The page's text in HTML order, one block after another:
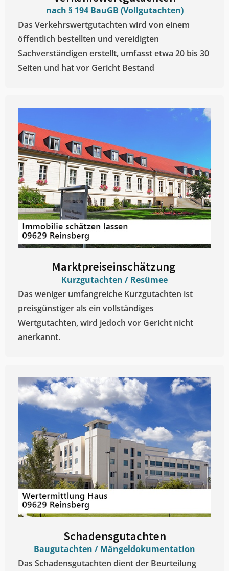
nach § 194 BauGB (Vollgutachten)
Das Verkehrswertgutachten wird von einem
öffentlich bestellten und vereidigten
Sachverständigen erstellt, umfasst etwa 20 bis 30
Seiten und hat vor Gericht Bestand
Marktpreiseinschätzung ​
Kurzgutachten / Resümee
Das weniger umfangreiche Kurzgutachten ist
preisgünstiger als ein vollständiges
Wertgutachten, wird jedoch vor Gericht nicht
anerkannt.
Schadensgutachten
Baugutachten / Mängeldokumentation
Das Schadensgutachten dient der Beurteilung